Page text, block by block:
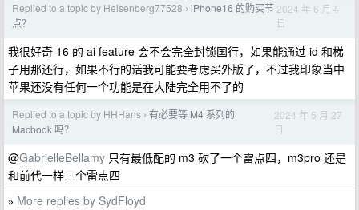
Replied to a topic by Heisenberg77528 › iPhone16 的购买节
点？
2024 年 6 月 4
日
我很好奇 16 的 ai feature 会不会完全封锁国行，如果能通过 id 和梯
子用那还行，如果不行的话我可能要考虑买外版了，不过我印象当中
苹果还没有任何一个功能是在大陆完全用不了的
Replied to a topic by HHHans › 有必要等 M4 系列的
Macbook 吗？
2024 年 5 月 27
日
@GabrielleBellamy 只有最低配的 m3 砍了一个雷点四，m3pro 还是
和前代一样三个雷点四
» More replies by SydFloyd